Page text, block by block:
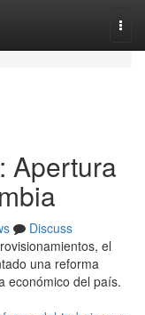
Apertura
Discuss
el
una reforma
económico del país.